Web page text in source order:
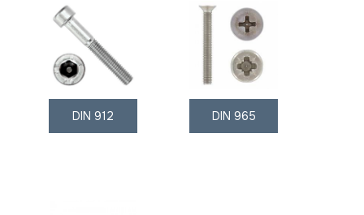
DIN 912 DIN 965